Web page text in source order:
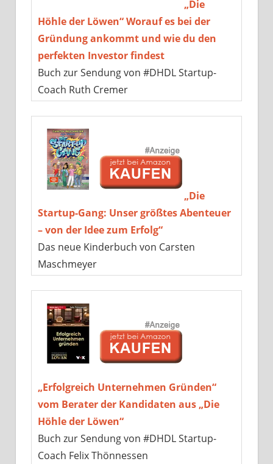
„Die
Höhle der Löwen“ Worauf es bei der
Gründung ankommt und wie du den
perfekten Investor findest
Buch zur Sendung von #DHDL Startup-
Coach Ruth Cremer
„Die
Startup-Gang: Unser größtes Abenteuer
– von der Idee zum Erfolg“
Das neue Kinderbuch von Carsten
Maschmeyer
„Erfolgreich Unternehmen Gründen“
vom Berater der Kandidaten aus „Die
Höhle der Löwen“
Buch zur Sendung von #DHDL Startup-
Coach Felix Thönnessen